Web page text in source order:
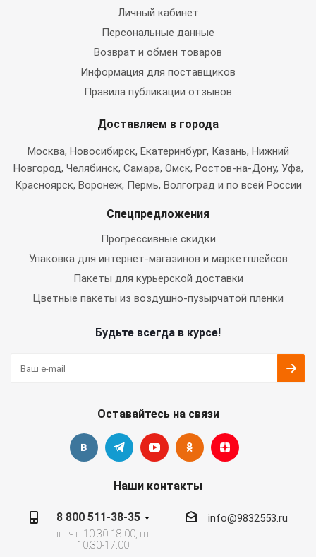
Личный кабинет
Персональные данные
Возврат и обмен товаров
Информация для поставщиков
Правила публикации отзывов
Доставляем в города
Москва, Новосибирск, Екатеринбург, Казань, Нижний
Новгород, Челябинск, Самара, Омск, Ростов-на-Дону, Уфа,
Красноярск, Воронеж, Пермь, Волгоград и по всей России
Спецпредложения
Прогрессивные скидки
Упаковка для интернет-магазинов и маркетплейсов
Пакеты для курьерской доставки
Цветные пакеты из воздушно-пузырчатой пленки
Будьте всегда в курсе!
Оставайтесь на связи
Наши контакты
8 800 511-38-35
пн.-чт. 10.30-18.00, пт.
10.30-17.00
info@9832553.ru